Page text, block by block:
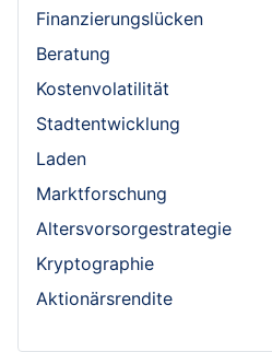
Finanzierungslücken
Beratung
Kostenvolatilität
Stadtentwicklung
Laden
Marktforschung
Altersvorsorgestrategie
Kryptographie
Aktionärsrendite